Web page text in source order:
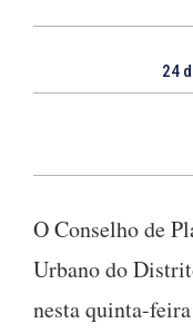
24
O Conselho de
Urbano do
nesta quinta-